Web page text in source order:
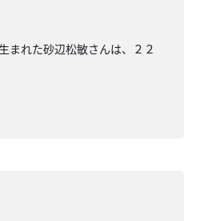
まれた砂辺松敏さんは、２２